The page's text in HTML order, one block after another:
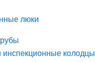
люки
колодцы